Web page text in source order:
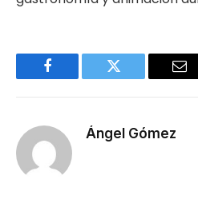
Facebook Twitter
Ángel Gómez